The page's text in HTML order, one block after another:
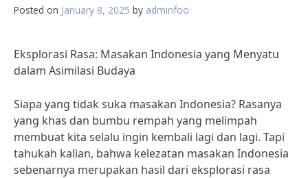
Posted on January 8, 2025 by adminfoo
Eksplorasi Rasa: Masakan Indonesia yang Menyatu
dalam Asimilasi Budaya
Siapa yang tidak suka masakan Indonesia? Rasanya
yang khas dan bumbu rempah yang melimpah
membuat kita selalu ingin kembali lagi dan lagi. Tapi
tahukah kalian, bahwa kelezatan masakan Indonesia
sebenarnya merupakan hasil dari eksplorasi rasa